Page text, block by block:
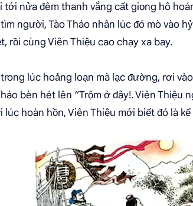
tới nửa đêm thanh vắng cất giọng hô
người, Tào Tháo nhân lúc đó mò vào
rồi cùng Viên Thiệu cao chạy xa bay.
lúc hoảng loạn mà lạc đường, rơi
bèn hét lên “Trộm ở đây!. Viên
lúc hoàn hồn, Viên Thiệu mới biết đó là